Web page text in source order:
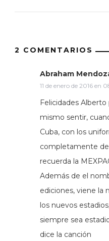
2 COMENTARIOS
Abraham
11 de enero de 2016 en
Felicidades
mismo sentir,
Cuba, con los
completamente
recuerda la
Además de el
ediciones, viene la
los nuevos
siempre sea
dice la canción